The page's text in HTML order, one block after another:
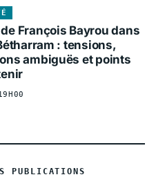
François Bayrou dans
: tensions,
ambiguës et points
PUBLICATIONS